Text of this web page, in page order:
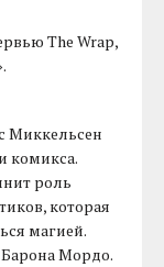
The Wrap,
Миккельсен
комикса.
роль
которая
магией.
Мордо.